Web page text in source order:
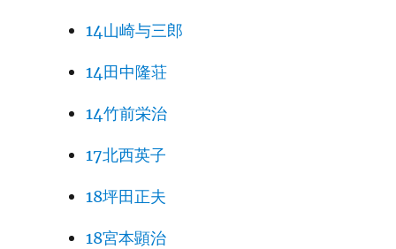
14山崎与三郎
14田中隆荘
14竹前栄治
17北西英子
18坪田正夫
18宮本顕治